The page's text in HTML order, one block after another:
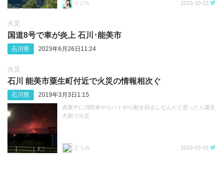
リジス 2023-10-22
火災
国道8号で車が炎上 石川･能美市
石川県 2023年6月26日11:24
火災
石川 能美市粟生町付近で火災の情報相次ぐ
石川県 2019年3月3日1:15
真夜中に消防車やらパトやら動き回るしなんかと思ったら粟生
方面で火災
どうみ 2019-03-03